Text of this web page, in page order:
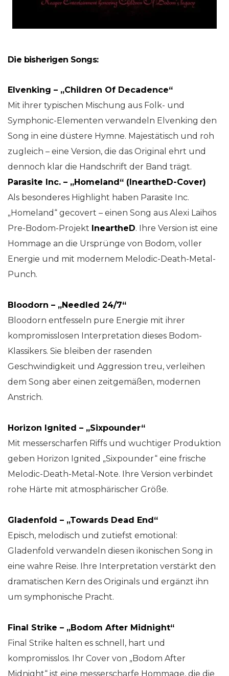
Die bisherigen Songs:
Elvenking – „Children Of Decadence“
Mit ihrer typischen Mischung aus Folk- und
Symphonic-Elementen verwandeln Elvenking den
Song in eine düstere Hymne. Majestätisch und roh
zugleich – eine Version, die das Original ehrt und
dennoch klar die Handschrift der Band trägt.
Parasite Inc. – „Homeland“ (IneartheD-Cover)
Als besonderes Highlight haben Parasite Inc.
„Homeland“ gecovert – einen Song aus Alexi Laihos
Pre-Bodom-Projekt IneartheD. Ihre Version ist eine
Hommage an die Ursprünge von Bodom, voller
Energie und mit modernem Melodic-Death-Metal-
Punch.
Bloodorn – „Needled 24/7“
Bloodorn entfesseln pure Energie mit ihrer
kompromisslosen Interpretation dieses Bodom-
Klassikers. Sie bleiben der rasenden
Geschwindigkeit und Aggression treu, verleihen
dem Song aber einen zeitgemäßen, modernen
Anstrich.
Horizon Ignited – „Sixpounder“
Mit messerscharfen Riffs und wuchtiger Produktion
geben Horizon Ignited „Sixpounder“ eine frische
Melodic-Death-Metal-Note. Ihre Version verbindet
rohe Härte mit atmosphärischer Größe.
Gladenfold – „Towards Dead End“
Episch, melodisch und zutiefst emotional:
Gladenfold verwandeln diesen ikonischen Song in
eine wahre Reise. Ihre Interpretation verstärkt den
dramatischen Kern des Originals und ergänzt ihn
um symphonische Pracht.
Final Strike – „Bodom After Midnight“
Final Strike halten es schnell, hart und
kompromisslos. Ihr Cover von „Bodom After
Midnight“ ist eine messerscharfe Hommage, die die